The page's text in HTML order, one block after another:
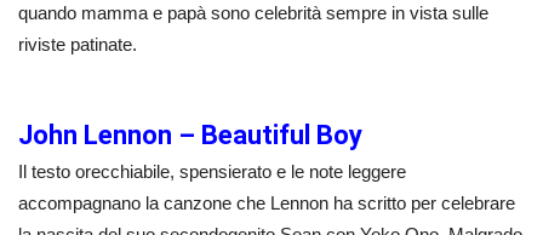
quando mamma e papà sono celebrità sempre in vista sulle
riviste patinate.
John Lennon – Beautiful Boy
Il testo orecchiabile, spensierato e le note leggere
accompagnano la canzone che Lennon ha scritto per celebrare